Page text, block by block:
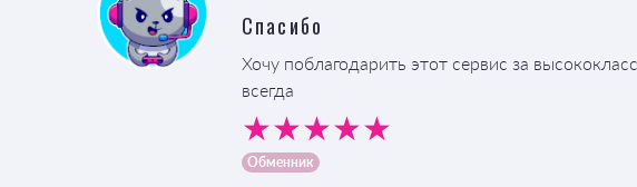
Спасибо
Хочу поблагодарить этот сервис за
всегда
Обменник